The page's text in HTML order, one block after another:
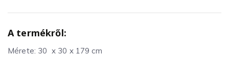
A termékről:
Mérete: 30 x 30 x 179 cm